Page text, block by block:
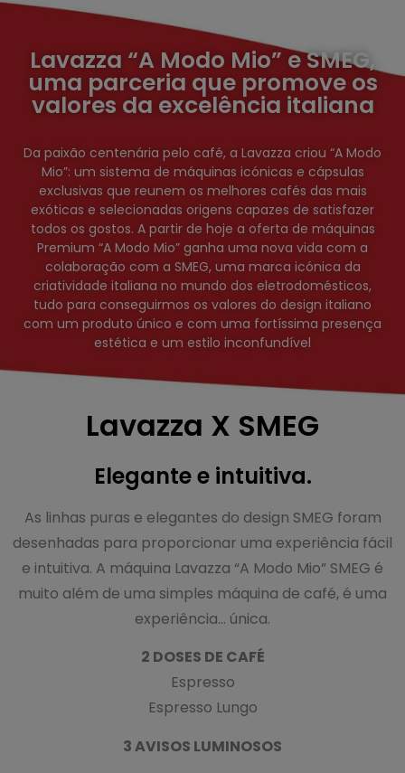
Lavazza “A Modo Mio” e SMEG,
uma parceria que promove os
valores da excelência italiana
Da paixão centenária pelo café, a Lavazza criou “A Modo
Mio”: um sistema de máquinas icónicas e cápsulas
exclusivas que reunem os melhores cafés das mais
exóticas e selecionadas origens capazes de satisfazer
todos os gostos. A partir de hoje a oferta de máquinas
Premium “A Modo Mio” ganha uma nova vida com a
colaboração com a SMEG, uma marca icónica da
criatividade italiana no mundo dos eletrodomésticos,
tudo para conseguirmos os valores do design italiano
com um produto único e com uma fortíssima presença
estética e um estilo inconfundível
Lavazza X SMEG
Elegante e intuitiva.
As linhas puras e elegantes do design SMEG foram
desenhadas para proporcionar uma experiência fácil
e intuitiva. A máquina Lavazza “A Modo Mio” SMEG é
muito além de uma simples máquina de café, é uma
experiência… única.
2 DOSES DE CAFÉ
Espresso
Espresso Lungo
3 AVISOS LUMINOSOS